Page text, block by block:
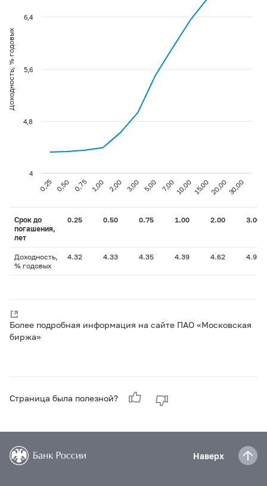
Доходность, % годовых
0,25 0,50 0,75 1,00 2,00 3,00 5,00 7,00 10,00 15,0020,0030,00
4
4,8
5,6
6,4
Срок до
погашения,
лет
0.25 0.50 0.75 1.00 2.00 3.00
Доходность,
% годовых
4.32 4.33 4.35 4.39 4.62 4.93
Более подробная информация на сайте ПАО «Московская
биржа»
Страница была полезной?
Наверх